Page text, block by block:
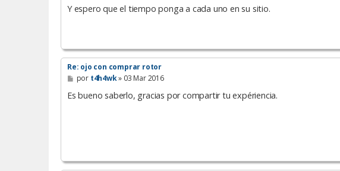
Y espero que el tiempo ponga a cada uno en su sitio.
Re: ojo con comprar rotor
M
e
n
por t4h4wk» 03 Mar 2016
Es bueno saberlo, gracias por compartir tu expériencia.